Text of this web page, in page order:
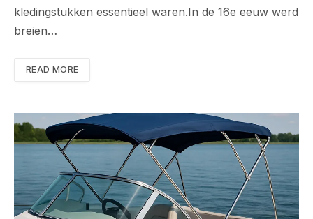
kledingstukken essentieel waren.In de 16e eeuw werd
breien…
READ MORE